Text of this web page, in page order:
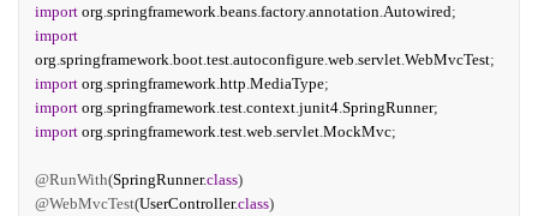
import org.springframework.beans.factory.annotation.Autowired;
import
org.springframework.boot.test.autoconfigure.web.servlet.WebMvcTest;
import org.springframework.http.MediaType;
import org.springframework.test.context.junit4.SpringRunner;
import org.springframework.test.web.servlet.MockMvc;
@RunWith(SpringRunner.class)
@WebMvcTest(UserController.class)